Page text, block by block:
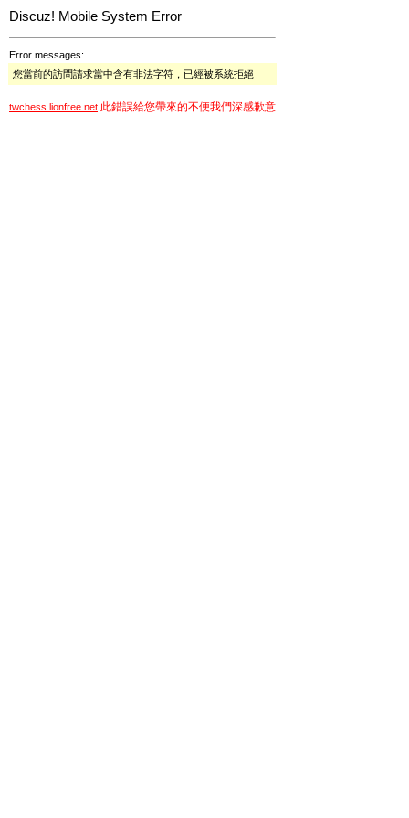
Discuz! Mobile System Error
Error messages:
您當前的訪問請求當中含有非法字符，已經被系統拒絕
twchess.lionfree.net 此錯誤給您帶來的不便我們深感歉意